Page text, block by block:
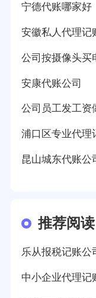
宁德代账哪家好
安徽私人代理记
公司按摄像头买
安康代账公司
公司员工发工资
浦口区专业代理
昆山城东代账公
推荐阅读
乐从报税记账公
中小企业代理记